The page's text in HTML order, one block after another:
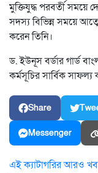
মুক্তিযুদ্ধ পরবর্তী সময়ে
সদস্য বিভিন্ন সময়ে
করেন তিনি।
ড. ইউনূস বর্ডার গার্ড
কর্মসূচির সার্বিক
Share
Messenger
এই ক্যাটাগরির আরও